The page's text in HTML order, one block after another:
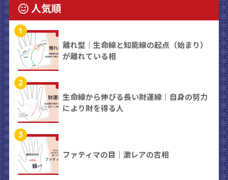
人気順
1
離れ型｜生命線と知能線の起点（始まり）
が離れている相
2
生命線から伸びる長い財運線｜自身の努力
により財を得る人
3
ファティマの目｜激レアの吉相